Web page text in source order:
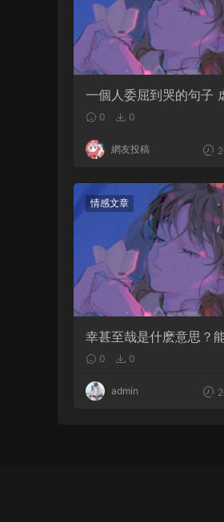
一個人委屈到哭的句子
人流淚的文案
0 0
網友投稿
情感文章
幸甚至哉是什麽意思？
嗎 0 0
admin